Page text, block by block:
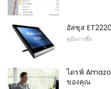
อัสซุส
คู่มือการซื้อ
ไดรฟ์
ของคุณ